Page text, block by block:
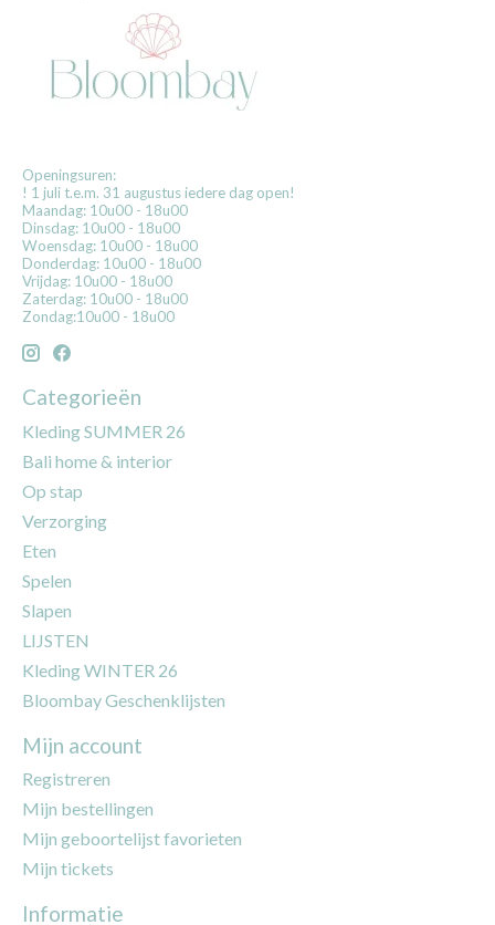
Openingsuren:
! 1 juli t.e.m. 31 augustus iedere dag open!
Maandag: 10u00 - 18u00
Dinsdag: 10u00 - 18u00
Woensdag: 10u00 - 18u00
Donderdag: 10u00 - 18u00
Vrijdag: 10u00 - 18u00
Zaterdag: 10u00 - 18u00
Zondag:10u00 - 18u00
Categorieën
Kleding SUMMER 26
Bali home & interior
Op stap
Verzorging
Eten
Spelen
Slapen
LIJSTEN
Kleding WINTER 26
Bloombay Geschenklijsten
Mijn account
Registreren
Mijn bestellingen
Mijn geboortelijst favorieten
Mijn tickets
Informatie